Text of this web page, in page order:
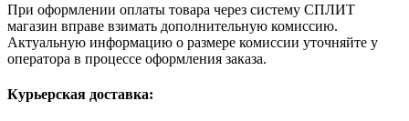
При оформлении оплаты товара через систему СПЛИТ
магазин вправе взимать дополнительную комиссию.
Актуальную информацию о размере комиссии уточняйте у
оператора в процессе оформления заказа.
Курьерская доставка: